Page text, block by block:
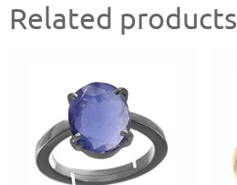
Related products